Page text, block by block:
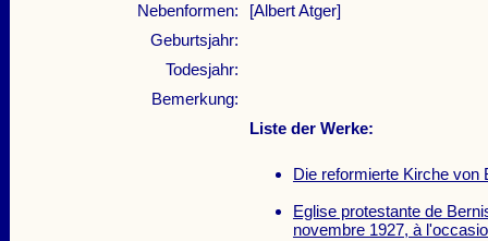
Nebenformen:
[Albert Atger]
Geburtsjahr:
Todesjahr:
Bemerkung:
Liste der Werke:
Die reformierte Kirche von
Eglise protestante de
novembre 1927, à